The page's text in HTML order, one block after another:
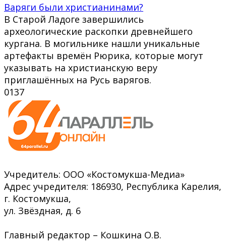
Варяги были христианинами?
В Старой Ладоге завершились
археологические раскопки древнейшего
кургана. В могильнике нашли уникальные
артефакты времён Рюрика, которые могут
указывать на христианскую веру
приглашённых на Русь варягов.
0137
Учредитель: ООО «Костомукша-Медиа»
Адрес учредителя: 186930, Республика Карелия,
г. Костомукша,
ул. Звёздная, д. 6
Главный редактор – Кошкина О.В.